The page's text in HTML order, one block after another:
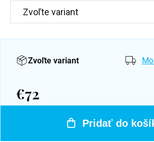
Zvoľte variant
€72
Jednotková
Pridať do